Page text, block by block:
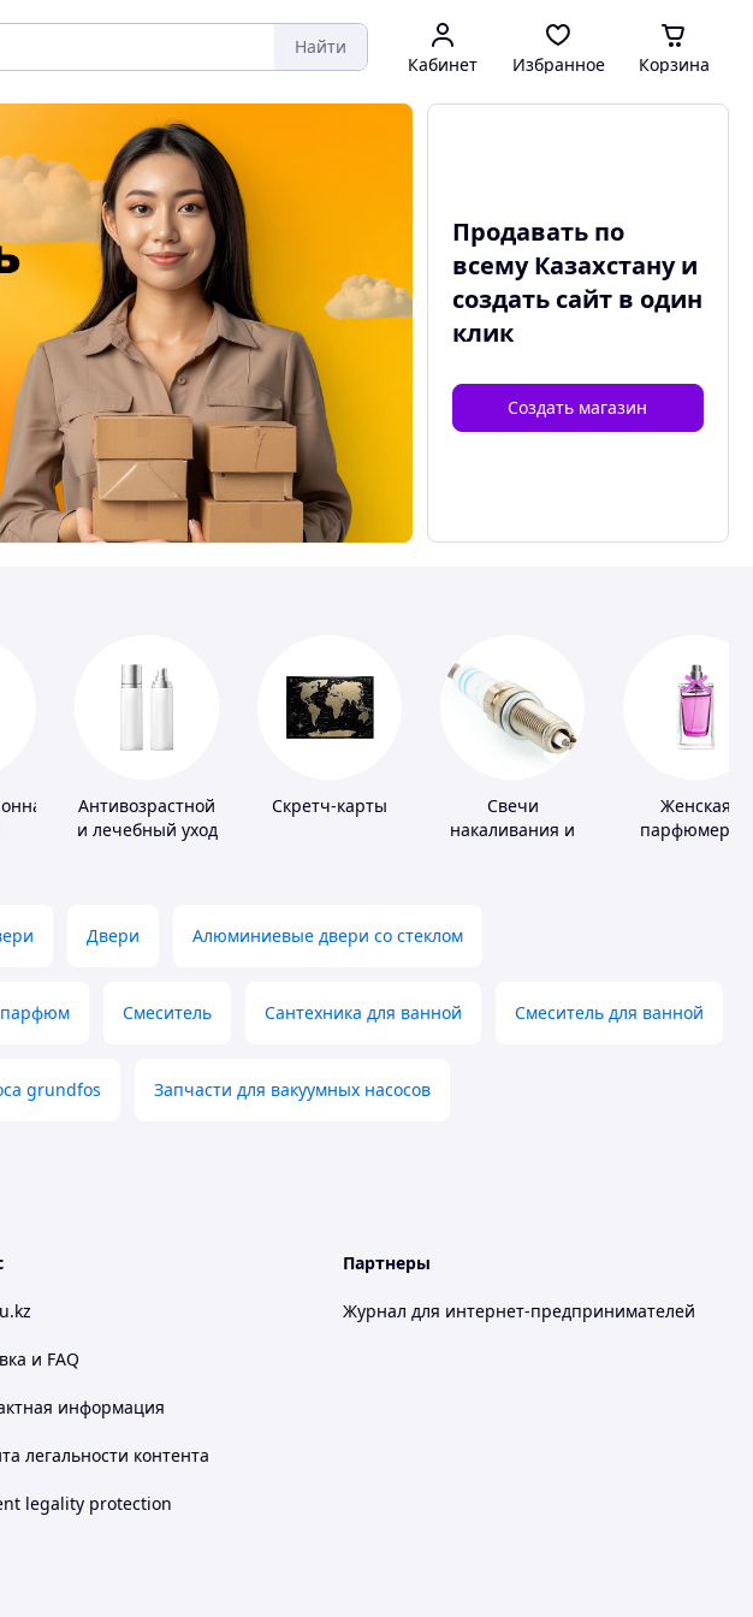
Найти
Кабинет Избранное Корзина
Продавать по
всему Казахстану и
создать сайтв один
клик
Создать магазин
Антивозрастной
и лечебный уход
Скретч-карты
Свечи
накаливания и
Женская
парфюмерия
Двери Алюминиевые двери со стеклом
Смеситель Сантехника для ванной Смеситель для ванной
grundfos Запчасти для вакуумных насосов
и FAQ
информация
легальности контента
legality protection
Партнеры
Журнал для интернет-предпринимателей